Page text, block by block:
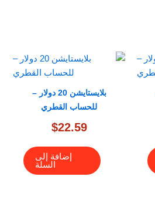
بلايستايشن 20 دولار –
للحساب القطري
$22.59
إضافة إلى
السلة